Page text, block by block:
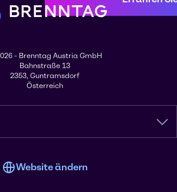
- Brenntag Austria GmbH
Bahnstraße 13
2353, Guntramsdorf
Österreich
Website ändern